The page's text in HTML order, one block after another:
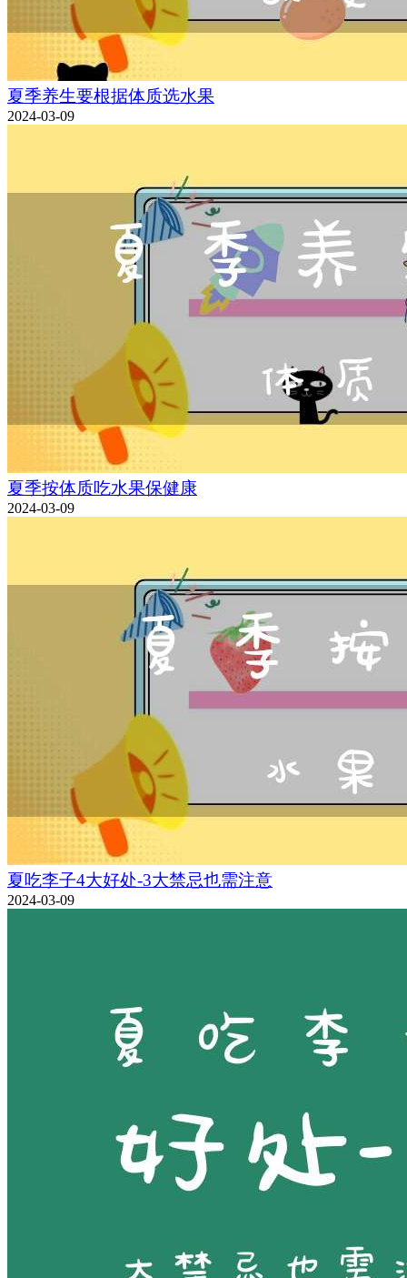
夏季养生要根据体质选水果
2024-03-09
夏季按体质吃水果保健康
2024-03-09
夏吃李子4大好处-3大禁忌也需注意
2024-03-09